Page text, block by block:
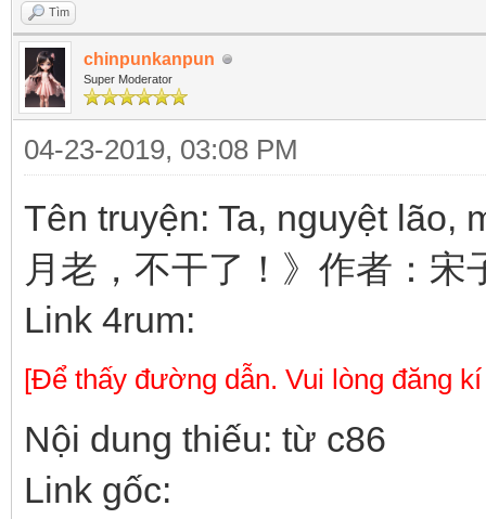
Tìm
chinpunkanpun
Super Moderator
04-23-2019, 03:08 PM
Tên truyện: Ta, nguyệt lão,
月老，不干了！》作者：宋
Link 4rum:
[Để thấy đường dẫn. Vui lòng đăng
Nội dung thiếu: từ c86
Link gốc: